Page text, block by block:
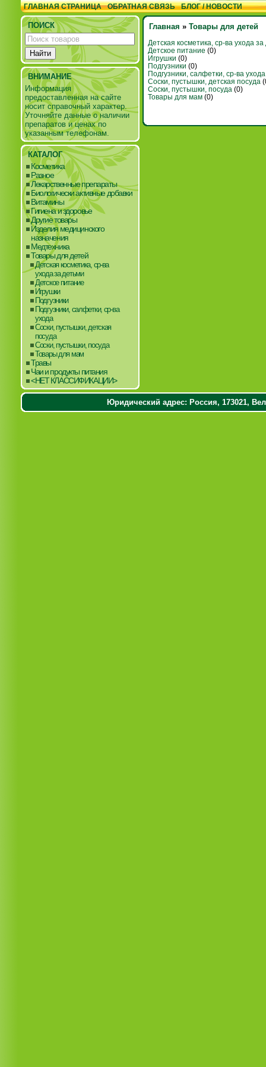
ГЛАВНАЯ СТРАНИЦА ОБРАТНАЯ СВЯЗЬ БЛОГ / НОВОСТИ
ПОИСК
ВНИМАНИЕ
Информация
предоставленная на сайте
носит справочный характер.
Уточняйте данные о наличии
препаратов и ценах по
указанным телефонам.
КАТАЛОГ
Косметика
Разное
Лекарственные препараты
Биологически активные добавки
Витамины
Гигиена и здоровье
Другие товары
Изделия медицинского
назначения
Медтехника
Товары для детей
Детская косметика, ср-ва
ухода за детьми
Детское питание
Игрушки
Подгузники
Подгузники, салфетки, ср-ва
ухода
Соски, пустышки, детская
посуда
Соски, пустышки, посуда
Товары для мам
Травы
Чаи и продукты питания
<НЕТ КЛАССИФИКАЦИИ>
Главная » Товары для детей
Детская косметика, ср-ва ухода
Детское питание (0)
Игрушки (0)
Подгузники (0)
Подгузники, салфетки, ср-ва ухода
Соски, пустышки, детская посуда
Соски, пустышки, посуда (0)
Товары для мам (0)
Юридический адрес: Россия, 173021,